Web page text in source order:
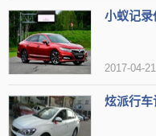
小蚁行车记录仪，
布的一款智能行车记录
录仪，小蚁智能行车记
多种高规格，目的是想
小蚁记
2017-04-21
炫派行车